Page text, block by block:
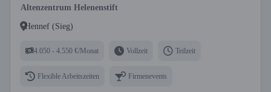
Altenzentrum Helenenstift
Hennef (Sieg)
4.050 - 4.550 €/Monat Vollzeit Teilzeit
Flexible Arbeitszeiten Firmenevents